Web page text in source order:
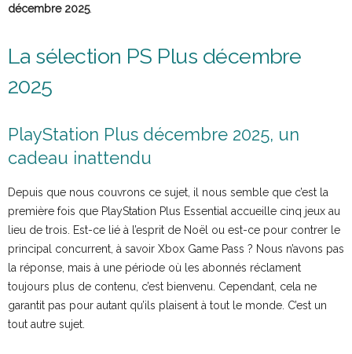
décembre 2025.
La sélection PS Plus décembre
2025
PlayStation Plus décembre 2025, un
cadeau inattendu
Depuis que nous couvrons ce sujet, il nous semble que c’est la
première fois que PlayStation Plus Essential accueille cinq jeux au
lieu de trois. Est-ce lié à l’esprit de Noël ou est-ce pour contrer le
principal concurrent, à savoir Xbox Game Pass ? Nous n’avons pas
la réponse, mais à une période où les abonnés réclament
toujours plus de contenu, c’est bienvenu. Cependant, cela ne
garantit pas pour autant qu’ils plaisent à tout le monde. C’est un
tout autre sujet.